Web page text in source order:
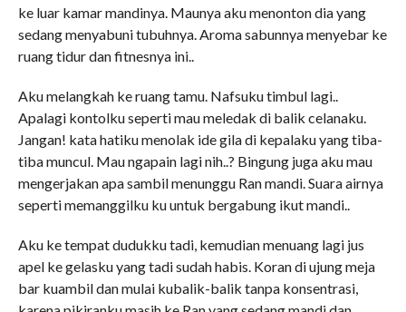
ke luar kamar mandinya. Maunya aku menonton dia yang
sedang menyabuni tubuhnya. Aroma sabunnya menyebar ke
ruang tidur dan fitnesnya ini..
Aku melangkah ke ruang tamu. Nafsuku timbul lagi..
Apalagi kontolku seperti mau meledak di balik celanaku.
Jangan! kata hatiku menolak ide gila di kepalaku yang tiba-
tiba muncul. Mau ngapain lagi nih..? Bingung juga aku mau
mengerjakan apa sambil menunggu Ran mandi. Suara airnya
seperti memanggilku ku untuk bergabung ikut mandi..
Aku ke tempat dudukku tadi, kemudian menuang lagi jus
apel ke gelasku yang tadi sudah habis. Koran di ujung meja
bar kuambil dan mulai kubalik-balik tanpa konsentrasi,